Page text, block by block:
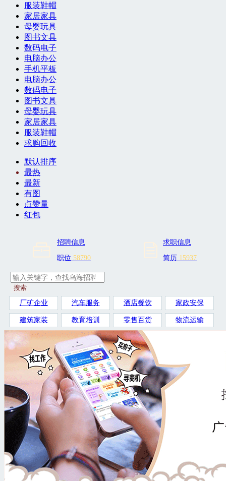
服装鞋帽
家居家具
母婴玩具
图书文具
数码电子
电脑办公
手机平板
电脑办公
数码电子
图书文具
母婴玩具
家居家具
服装鞋帽
求购回收
默认排序
最热
最新
有图
点赞量
红包
招聘信息
职位 58790
求职信息
简历 15937
搜索
厂矿企业 汽车服务 酒店餐饮 家政安保
建筑家装 教育培训 零售百货 物流运输